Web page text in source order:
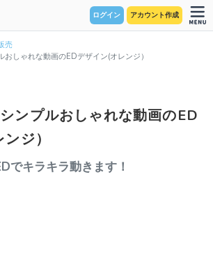
ログイン アカウント作成
売
おしゃれな動画のEDデザイン(オレンジ）
ンプルおしゃれな動画のED
ジ）
でキラキラ動きます！